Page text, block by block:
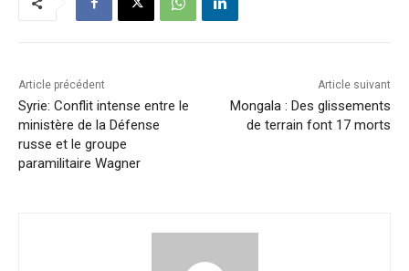
Article précédent
Syrie: Conflit intense entre le
ministère de la Défense
russe et le groupe
paramilitaire Wagner
Article suivant
Mongala : Des glissements
de terrain font 17 morts